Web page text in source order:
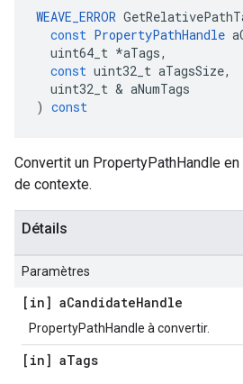
WEAVE_ERROR
const PropertyPathHandle
uint64_t *aTags,
const uint32_t aTagsSize,
uint32_t & aNumTags
) const
Convertit un PropertyPathHandle
de contexte.
Détails
Paramètres
[in] aCandidateHandle
PropertyPathHandle à convertir.
[in] aTags